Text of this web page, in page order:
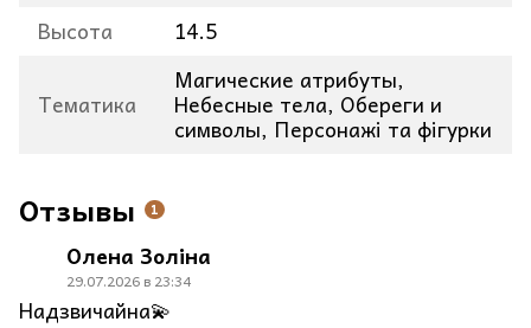
Высота
14.5
Тематика
Магические атрибуты,
Небесные тела, Обереги и
символы, Персонажі та фігурки
Отзывы 1
Олена Золіна
29.07.2026 в 23:34
Надзвичайна💫